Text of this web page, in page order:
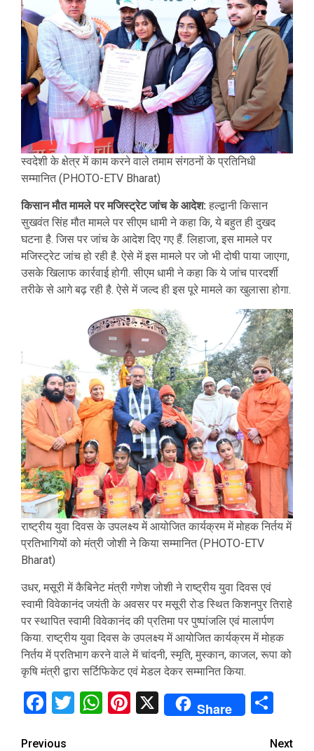
स्वदेशी के क्षेत्र में काम करने वाले तमाम संगठनों के प्रतिनिधी
सम्मानित (PHOTO-ETV Bharat)
किसान मौत मामले पर मजिस्ट्रेट जांच के आदेश: हल्द्वानी किसान
सुखवंत सिंह मौत मामले पर सीएम धामी ने कहा कि, ये बहुत ही दुखद
घटना है. जिस पर जांच के आदेश दिए गए हैं. लिहाजा, इस मामले पर
मजिस्ट्रेट जांच हो रही है. ऐसे में इस मामले पर जो भी दोषी पाया जाएगा,
उसके खिलाफ कार्रवाई होगी. सीएम धामी ने कहा कि ये जांच पारदर्शी
तरीके से आगे बढ़ रही है. ऐसे में जल्द ही इस पूरे मामले का खुलासा होगा.
राष्ट्रीय युवा दिवस के उपलक्ष्य में आयोजित कार्यक्रम में मोहक निर्तय में
प्रतिभागियों को मंत्री जोशी ने किया सम्मानित (PHOTO-ETV
Bharat)
उधर, मसूरी में कैबिनेट मंत्री गणेश जोशी ने राष्ट्रीय युवा दिवस एवं
स्वामी विवेकानंद जयंती के अवसर पर मसूरी रोड स्थित किशनपुर तिराहे
पर स्थापित स्वामी विवेकानंद की प्रतिमा पर पुष्पांजलि एवं मालार्पण
किया. राष्ट्रीय युवा दिवस के उपलक्ष्य में आयोजित कार्यक्रम में मोहक
निर्तय में प्रतिभाग करने वाले में चांदनी, स्मृति, मुस्कान, काजल, रूपा को
कृषि मंत्री द्वारा सर्टिफिकेट एवं मेडल देकर सम्मानित किया.
Facebook
Twitter
WhatsApp
Pinterest
X Share
Previous Next